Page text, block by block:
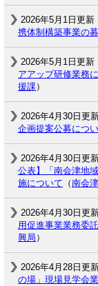
2026年5月1日更新
携体制構築事業の
2026年5月1日更新
アアップ研修業務
援課）
2026年4月30日更
企画提案公募につ
2026年4月30日更
公表】「南会津地
施について （南会
2026年4月30日更
用促進事業業務委
興局 ）
2026年4月28日更
の場」現場見学会